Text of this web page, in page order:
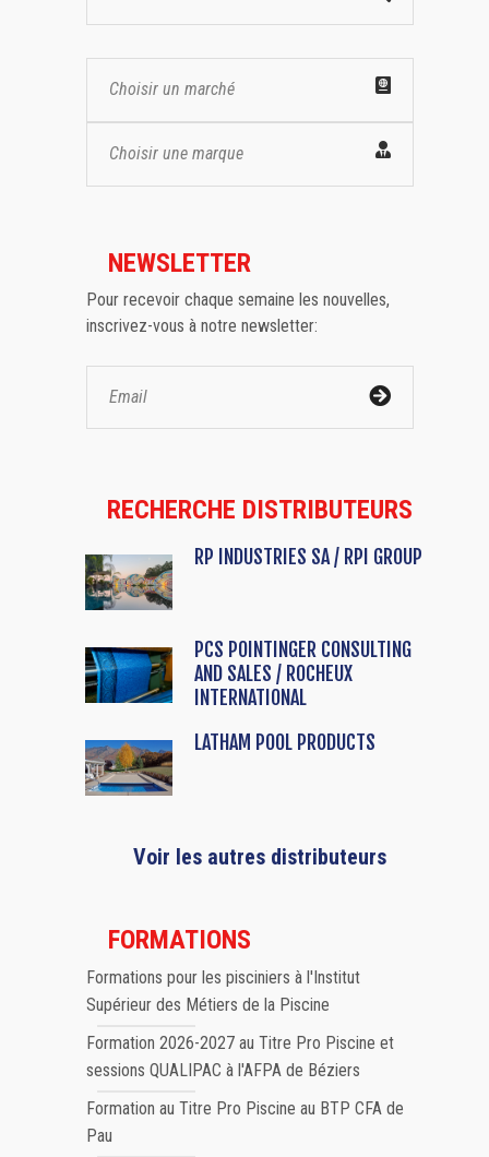
Choisir un marché
Choisir une marque
NEWSLETTER
Pour recevoir chaque semaine les nouvelles,
inscrivez-vous à notre newsletter:
RECHERCHE DISTRIBUTEURS
RP INDUSTRIES SA / RPI GROUP
PCS POINTINGER CONSULTING
AND SALES / ROCHEUX
INTERNATIONAL
LATHAM POOL PRODUCTS
Voir les autres distributeurs
FORMATIONS
Formations pour les pisciniers à l'Institut
Supérieur des Métiers de la Piscine
Formation 2026-2027 au Titre Pro Piscine et
sessions QUALIPAC à l'AFPA de Béziers
Formation au Titre Pro Piscine au BTP CFA de
Pau